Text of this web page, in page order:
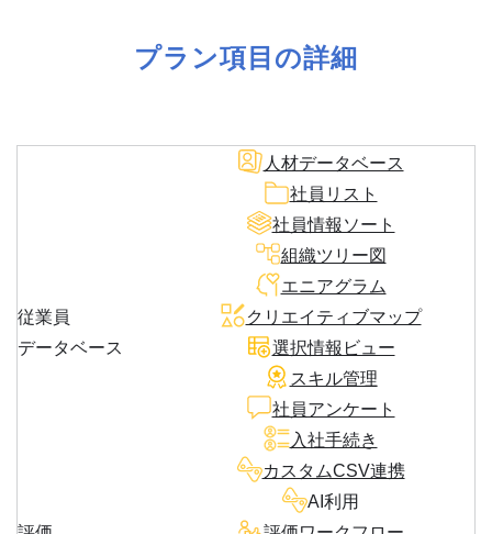
プラン項目の詳細
従業員
データベース
人材データベース
社員リスト
社員情報ソート
組織ツリー図
エニアグラム
クリエイティブマップ
選択情報ビュー
スキル管理
社員アンケート
入社手続き
カスタムCSV連携
AI利用